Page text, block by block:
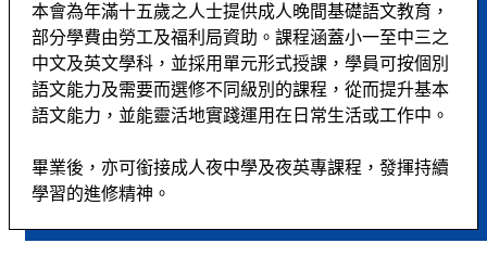
本會為年滿十五歲之人士提供成人晚間基礎語文教育，
部分學費由勞工及福利局資助。課程涵蓋小一至中三之
中文及英文學科，並採用單元形式授課，學員可按個別
語文能力及需要而選修不同級別的課程，從而提升基本
語文能力，並能靈活地實踐運用在日常生活或工作中。
畢業後，亦可銜接成人夜中學及夜英專課程，發揮持續
學習的進修精神。